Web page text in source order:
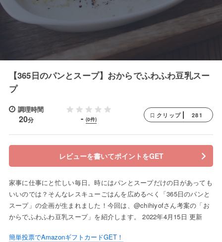
【365日のパンとスープ】おからでふわふわ豆乳スー
プ
調理時間
20分 - (0件)
クリップ 281
レビューを書いてポイントをGET
家事に仕事にと忙しい毎日。時にはパンとスープだけの日があっても
いいのでは？そんなレスキューごはんを広めるべく「365日のパンと
スープ」の企画が生まれました！今回は、@chihiyofさん考案の「お
からでふわふわ豆乳スープ」を紹介します。 2022年4月15日 更新
簡単投票でAmazonギフトカードGET！